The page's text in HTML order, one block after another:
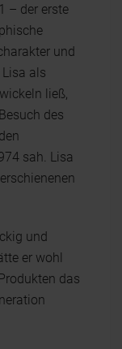
– der erste
und
Lisa als
ließ,
des
sah. Lisa
und
er wohl
das